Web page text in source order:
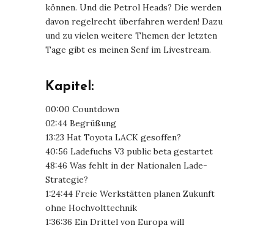
können. Und die Petrol Heads? Die werden
davon regelrecht überfahren werden! Dazu
und zu vielen weitere Themen der letzten
Tage gibt es meinen Senf im Livestream.
Kapitel:
00:00 Countdown
02:44 Begrüßung
13:23 Hat Toyota LACK gesoffen?
40:56 Ladefuchs V3 public beta gestartet
48:46 Was fehlt in der Nationalen Lade-
Strategie?
1:24:44 Freie Werkstätten planen Zukunft
ohne Hochvolttechnik
1:36:36 Ein Drittel von Europa will